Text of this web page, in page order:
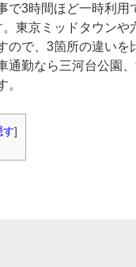
3時間ほど一時利用
東京ミッドタウン
ので、3箇所の違い
通勤なら三河台公園
。
す]